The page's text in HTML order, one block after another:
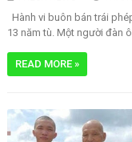
Hành vi buôn bán trái
13 năm tù. Một người đàn
READ MORE »